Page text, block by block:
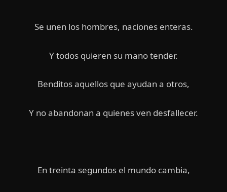
Se unen los hombres, naciones enteras.
Y todos quieren su mano tender.
Benditos aquellos que ayudan a otros,
Y no abandonan a quienes ven desfallecer.
En treinta segundos el mundo cambia,